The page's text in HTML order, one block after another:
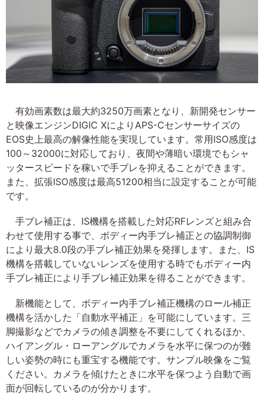
有効画素数は最大約3250万画素となり、新開発センサー
と映像エンジンDIGIC XによりAPS-Cセンサーサイズの
EOS史上最高の解像性能を実現しています。常用ISO感度は
100～32000に対応しており、夜間や薄暗い環境でもシャ
ッタースピードを稼いで手ブレを抑えることができます。
また、拡張ISO感度は最高51200相当に設定することが可能
です。
手ブレ補正は、IS機構を搭載した対応RFレンズと組み合
わせて使用する事で、ボディー内手ブレ補正との協調制御
により最大8.0段の手ブレ補正効果を発揮します。また、IS
機構を搭載していないレンズを使用する時でもボディー内
手ブレ補正により手ブレ補正効果を得ることができます。
新機能として、ボディー内手ブレ補正機構のロール補正
機構を活かした「自動水平補正」を可能にしています。三
脚撮影などでカメラの傾き調整を不要にしてくれるほか、
ハイアングル・ローアングルでカメラを水平に保つのが難
しい姿勢の時にも重宝する機能です。サンプル映像をご覧
ください。カメラを傾けたときに水平を保つよう自動で画
面が回転しているのが分かります。